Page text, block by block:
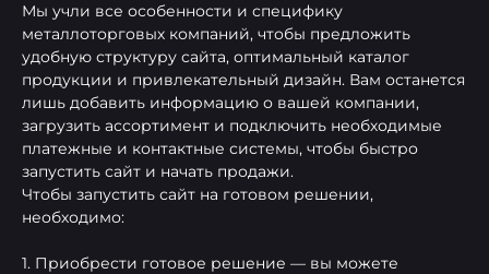
Мы учли все особенности и специфику
металлоторговых компаний, чтобы предложить
удобную структуру сайта, оптимальный каталог
продукции и привлекательный дизайн. Вам останется
лишь добавить информацию о вашей компании,
загрузить ассортимент и подключить необходимые
платежные и контактные системы, чтобы быстро
запустить сайт и начать продажи.
Чтобы запустить сайт на готовом решении,
необходимо:
1. Приобрести готовое решение — вы можете